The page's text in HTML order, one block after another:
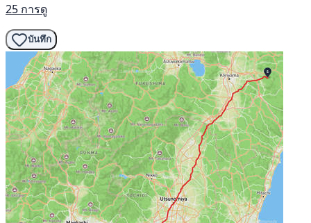
25 การดู
บันทึก